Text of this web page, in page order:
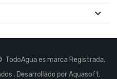

es marca Registrada.
. Desarrollado por Aquasoft.